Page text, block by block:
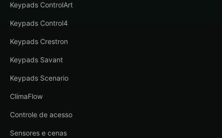
Keypads ControlArt
Keypads Control4
Keypads Crestron
Keypads Savant
Keypads Scenario
ClimaFlow
Controle de acesso
Sensores e cenas